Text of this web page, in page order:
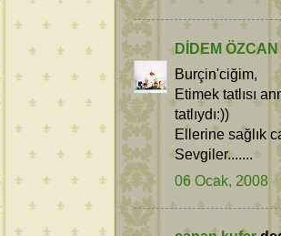
DİDEM ÖZCAN
Burçin'ciğim,
Etimek tatlısı
tatlıydı:))
Ellerine sağlık
Sevgiler.......
06 Ocak, 2008